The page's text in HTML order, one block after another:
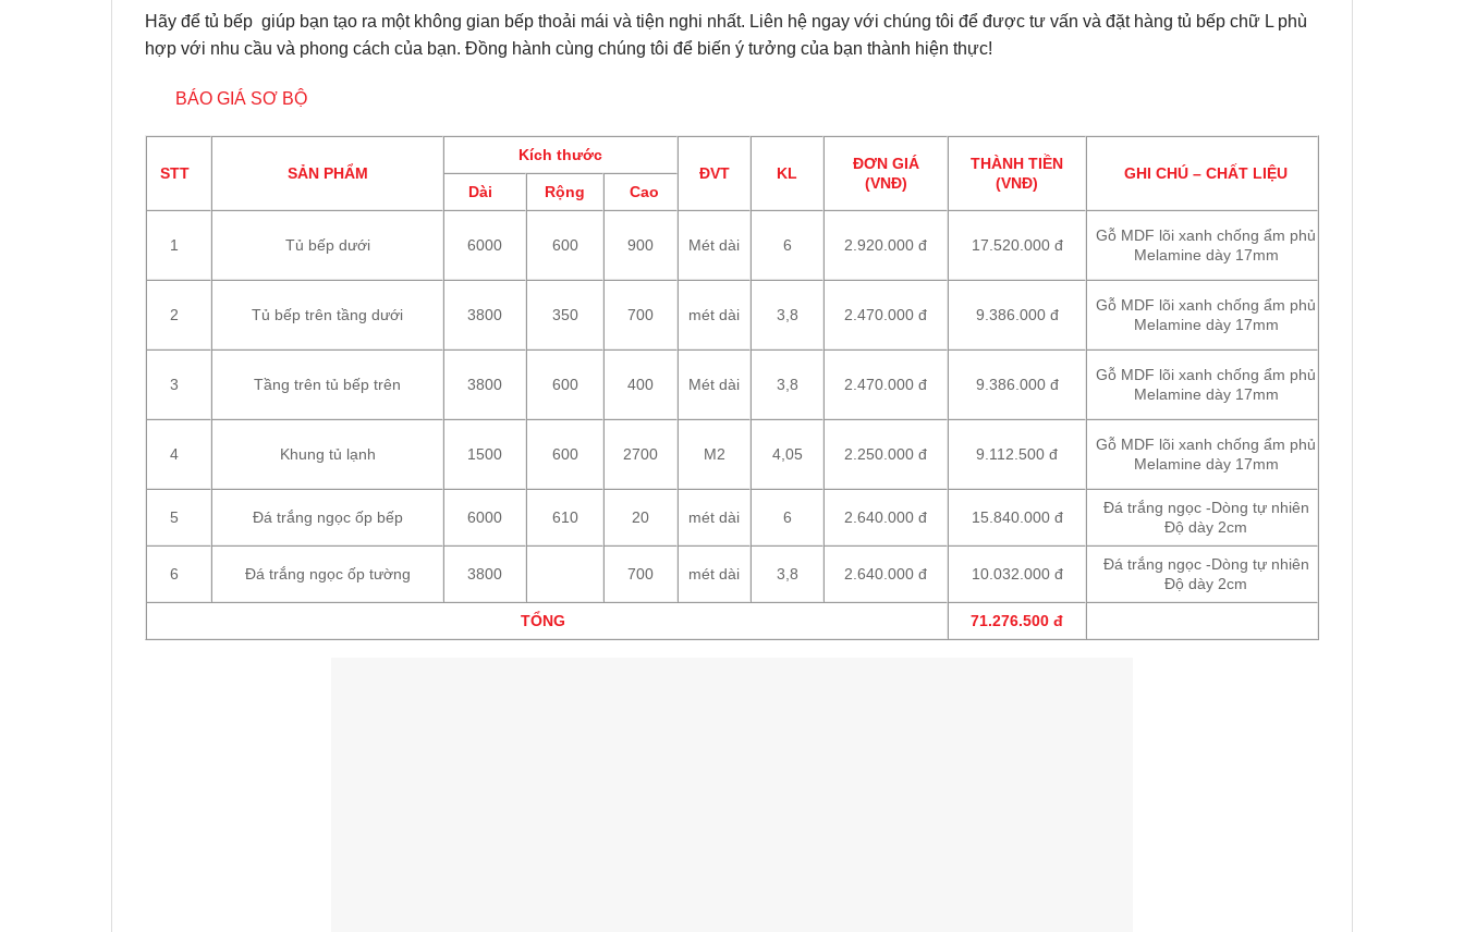
Hãy để tủ bếp giúp bạn tạo ra một không gian bếp thoải mái và tiện nghi nhất. Liên hệ ngay với chúng tôi để được tư vấn và đặt hàng tủ bếp chữ L phù
hợp với nhu cầu và phong cách của bạn. Đồng hành cùng chúng tôi để biến ý tưởng của bạn thành hiện thực!
BÁO GIÁ SƠ BỘ
STT SẢN PHẨM
Kích thước
ĐVT
KL
ĐƠN GIÁ
(VNĐ)
THÀNH TIỀN
(VNĐ)
GHI CHÚ – CHẤT LIỆU
Dài
Rộng Cao
1 Tủ bếp dưới 6000 600 900 Mét dài 6 2.920.000 đ 17.520.000 đ
Gỗ MDF lõi xanh chống ẩm phủ
Melamine dày 17mm
2 Tủ bếp trên tầng dưới 3800 350 700 mét dài 3,8 2.470.000 đ 9.386.000 đ
Gỗ MDF lõi xanh chống ẩm phủ
Melamine dày 17mm
3 Tầng trên tủ bếp trên 3800 600 400 Mét dài 3,8 2.470.000 đ 9.386.000 đ
Gỗ MDF lõi xanh chống ẩm phủ
Melamine dày 17mm
4 Khung tủ lạnh 1500 600 2700 M2 4,05 2.250.000 đ 9.112.500 đ
Gỗ MDF lõi xanh chống ẩm phủ
Melamine dày 17mm
5 Đá trắng ngọc ốp bếp 6000 610 20 mét dài 6 2.640.000 đ 15.840.000 đ
Đá trắng ngọc -Dòng tự nhiên
Độ dày 2cm
6 Đá trắng ngọc ốp tường 3800 700 mét dài 3,8 2.640.000 đ 10.032.000 đ
Đá trắng ngọc -Dòng tự nhiên
Độ dày 2cm
TỔNG 71.276.500 đ